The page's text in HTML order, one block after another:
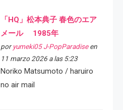
「HQ」松本典子 春色のエア
メール 1985年
por yumeki05 J-PopParadiseen
11 marzo 2026 a las 5:23
Noriko Matsumoto / haruiro
no air mail